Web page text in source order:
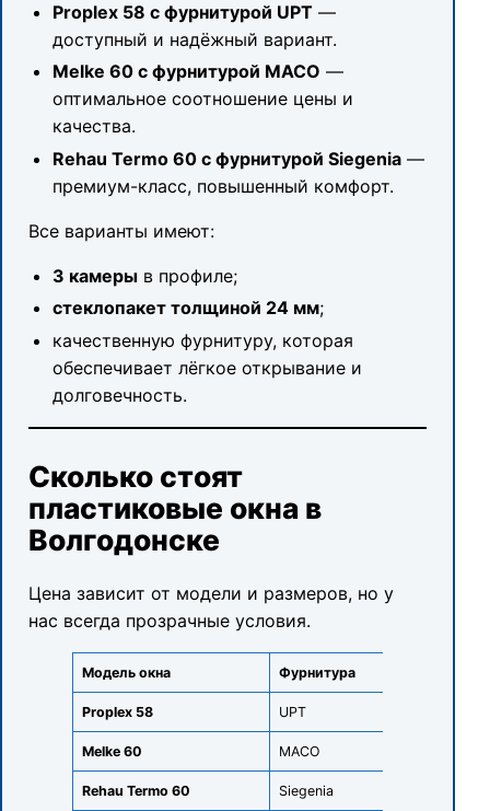
Proplex 58 с фурнитурой UPT —
доступный и надёжный вариант.
Melke 60 с фурнитурой MACO —
оптимальное соотношение цены и
качества.
Rehau Termo 60 с фурнитурой Siegenia —
премиум-класс, повышенный комфорт.
Все варианты имеют:
3 камеры в профиле;
стеклопакет толщиной 24 мм;
качественную фурнитуру, которая
обеспечивает лёгкое открывание и
долговечность.
Сколько стоят
пластиковые окна в
Волгодонске
Цена зависит от модели и размеров, но у
нас всегда прозрачные условия.
Модель окна Фурнитура
Proplex 58 UPT
Melke 60 MACO
Rehau Termo 60 Siegenia